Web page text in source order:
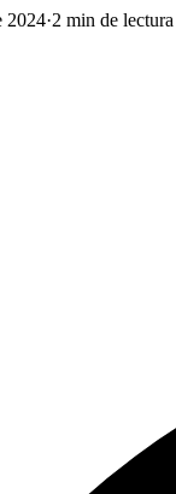
2024·2 min de lectura